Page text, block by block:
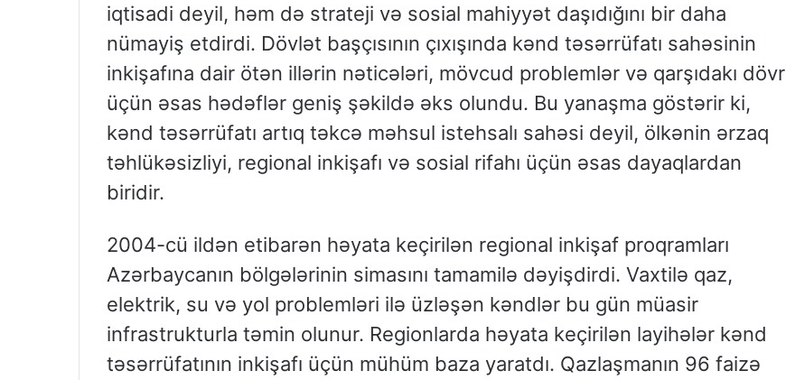
iqtisadi deyil, həm də strateji və sosial mahiyyət daşıdığını bir daha
nümayiş etdirdi. Dövlət başçısının çıxışında kənd təsərrüfatı sahəsinin
inkişafına dair ötən illərin nəticələri, mövcud problemlər və qarşıdakı dövr
üçün əsas hədəflər geniş şəkildə əks olundu. Bu yanaşma göstərir ki,
kənd təsərrüfatı artıq təkcə məhsul istehsalı sahəsi deyil, ölkənin ərzaq
təhlükəsizliyi, regional inkişafı və sosial rifahı üçün əsas dayaqlardan
biridir.
2004-cü ildən etibarən həyata keçirilən regional inkişaf proqramları
Azərbaycanın bölgələrinin simasını tamamilə dəyişdirdi. Vaxtilə qaz,
elektrik, su və yol problemləri ilə üzləşən kəndlər bu gün müasir
infrastrukturla təmin olunur. Regionlarda həyata keçirilən layihələr kənd
təsərrüfatının inkişafı üçün mühüm baza yaratdı. Qazlaşmanın 96 faizə